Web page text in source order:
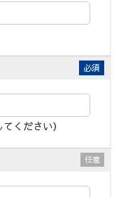
必須
ください）